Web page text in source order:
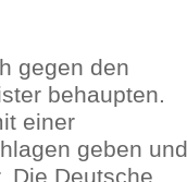
gegen den
behaupten.
einer
geben und
Die Deutsche